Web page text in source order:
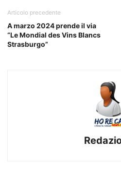
Articolo precedente
A marzo 2024 prende il via
“Le Mondial des Vins Blancs
Strasburgo”